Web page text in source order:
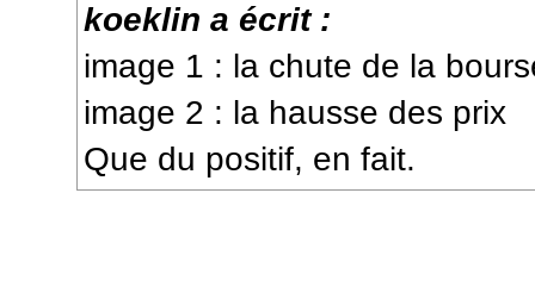
koeklin a écrit :
image 1 : la chute de la
image 2 : la hausse des prix
Que du positif, en fait.